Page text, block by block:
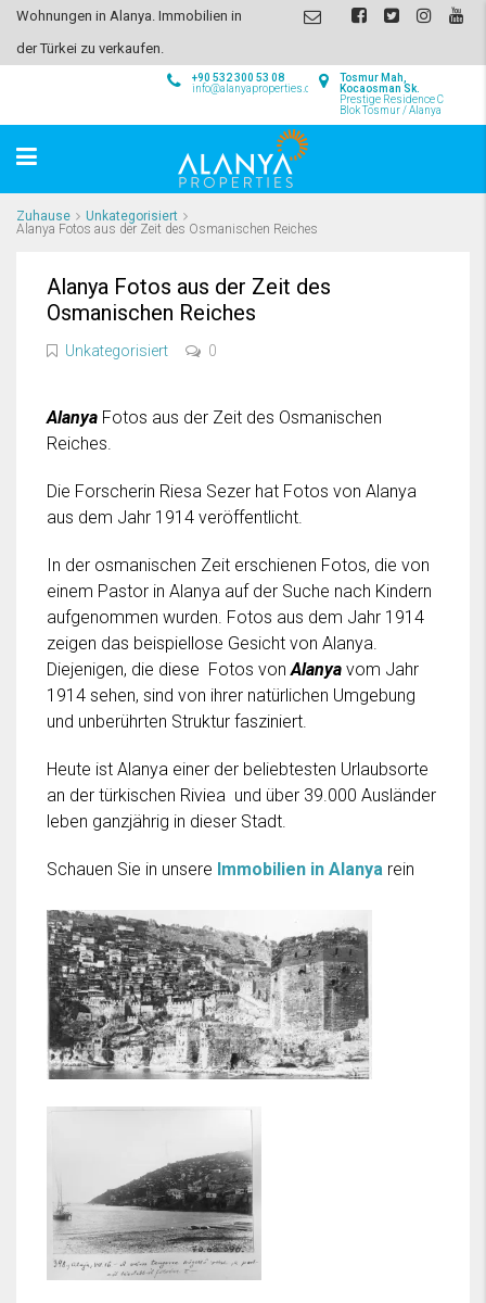
Wohnungen in Alanya. Immobilien in
der Türkei zu verkaufen.
Tosmur Mah,
Kocaosman Sk.
Prestige Residence C
Blok Tosmur / Alanya
+90 532 300 53 08
info@alanyaproperties.com
Zuhause
Unkategorisiert
Alanya Fotos aus der Zeit des Osmanischen Reiches
Alanya Fotos aus der Zeit des
Osmanischen Reiches
Unkategorisiert 0
Alanya Fotos aus der Zeit des Osmanischen
Reiches.
Die Forscherin Riesa Sezer hat Fotos von Alanya
aus dem Jahr 1914 veröffentlicht.
In der osmanischen Zeit erschienen Fotos, die von
einem Pastor in Alanya auf der Suche nach Kindern
aufgenommen wurden. Fotos aus dem Jahr 1914
zeigen das beispiellose Gesicht von Alanya.
Diejenigen, die diese Fotos vonAlanya vom Jahr
1914 sehen, sind von ihrer natürlichen Umgebung
und unberührten Struktur fasziniert.
Heute ist Alanya einer der beliebtesten Urlaubsorte
an der türkischen Riviea und über 39.000 Ausländer
leben ganzjährig in dieser Stadt.
Schauen Sie in unsere Immobilien in Alanya rein